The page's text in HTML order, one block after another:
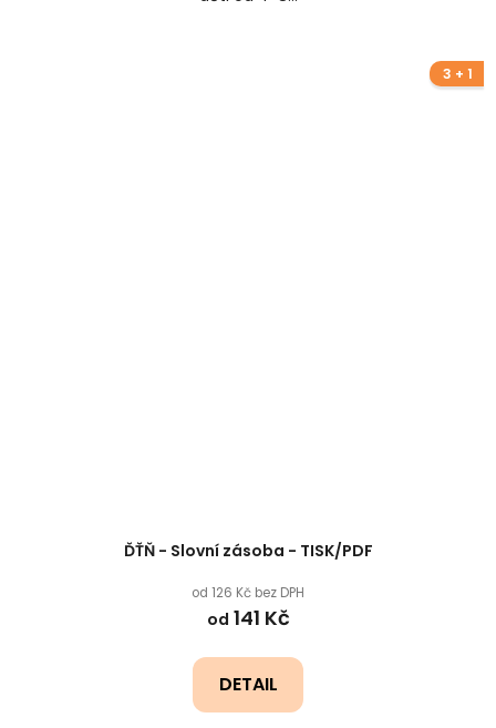
3 + 1
ĎŤŇ - Slovní zásoba - TISK/PDF
od 126 Kč bez DPH
od 141 Kč
DETAIL